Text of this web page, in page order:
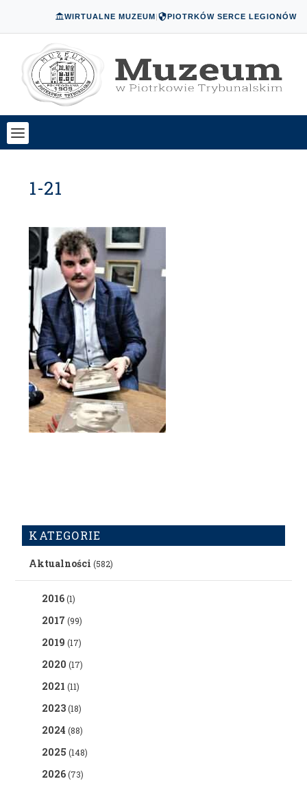
WIRTUALNE MUZEUM| PIOTRKÓW SERCE LEGIONÓW
1-21
KATEGORIE
Aktualności (582)
2016(1)
2017 (99)
2019 (17)
2020 (17)
2021 (11)
2023(18)
2024 (88)
2025 (148)
2026(73)